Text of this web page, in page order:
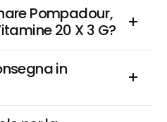
Pompadour,
20 X 3 G?
in